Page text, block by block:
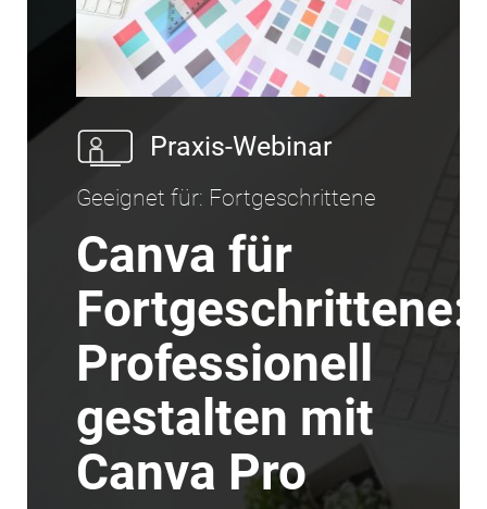
Praxis-Webinar
Geeignet für: Fortgeschrittene
Canva für
Fortgeschrittene:
Professionell
gestalten mit
Canva Pro